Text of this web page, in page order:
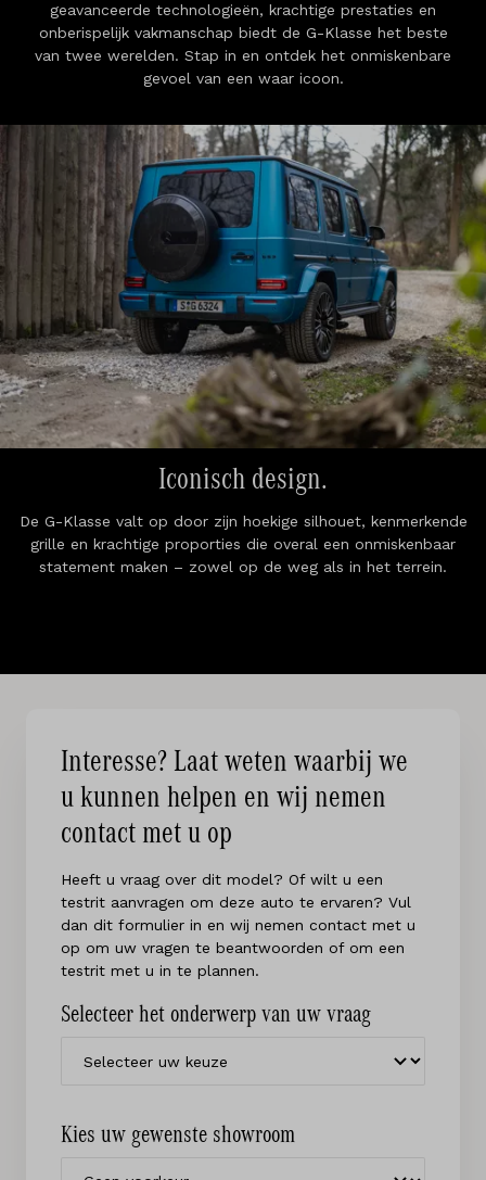
geavanceerde technologieën, krachtige prestaties en
onberispelijk vakmanschap biedt de G-Klasse het beste
van twee werelden. Stap in en ontdek het onmiskenbare
gevoel van een waar icoon.
Iconisch design.
De G-Klasse valt op door zijn hoekige silhouet, kenmerkende
grille en krachtige proporties die overal een onmiskenbaar
statement maken – zowel op de weg als in het terrein.
Interesse? Laat weten waarbij we
u kunnen helpen en wij nemen
contact met u op
Heeft u vraag over dit model? Of wilt u een
testrit aanvragen om deze auto te ervaren? Vul
dan dit formulier in en wij nemen contact met u
op om uw vragen te beantwoorden of om een
testrit met u in te plannen.
Selecteer het onderwerp van uw vraag
Kies uw gewenste showroom